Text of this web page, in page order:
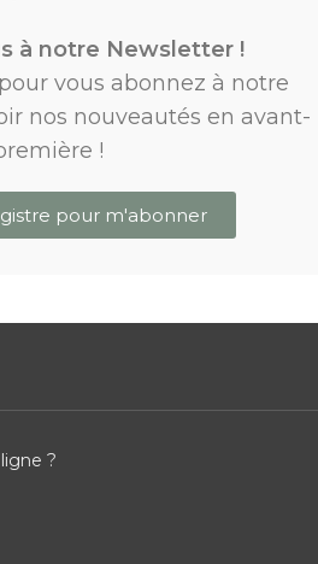
à notre Newsletter !
vous abonnez à notre
nos nouveautés en avant-
!
pour m'abonner
?